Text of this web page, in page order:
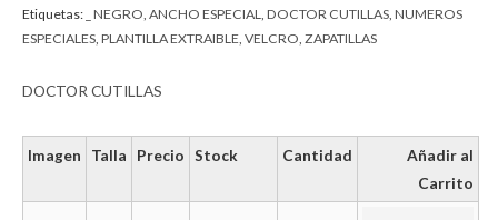
Etiquetas: _ NEGRO ANCHO ESPECIAL DOCTOR CUTILLAS NUMEROS
ESPECIALES PLANTILLA EXTRAIBLE VELCRO ZAPATILLAS
DOCTOR CUTILLAS
Imagen Talla Precio Stock Cantidad
Añadir al
Carrito